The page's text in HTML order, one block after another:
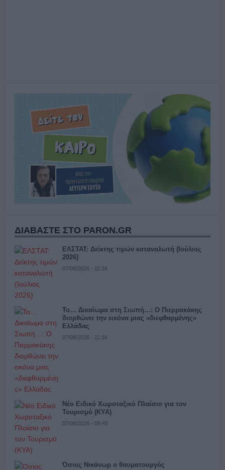
ΔΙΑΒΑΣΤΕ ΣΤΟ PARON.GR
ΕΛΣΤΑΤ: Δείκτης τιμών καταναλωτή (Ιούλιος
2026)
07/08/2026 - 11:34
Το… Δικαίωμα στη Σιωπή…: Ο Πιερρακάκης
διορθώνει την εικόνα μιας «διεφθαρμένης»
Ελλάδας
07/08/2026 - 11:16
Νέο Ειδικό Χωροταξικό Πλαίσιο για τον
Τουρισμό (ΚΥΑ)
07/08/2026 - 09:45
Όσιος Νικάνωρ ο θαυματουργός